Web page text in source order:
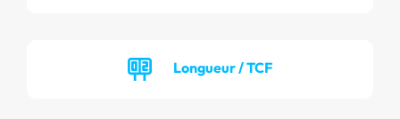
Longueur / TCF